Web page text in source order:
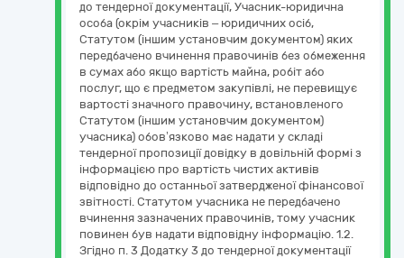
до тендерної документації, Учасник-юридична
особа (окрім учасників – юридичних осіб,
Статутом (іншим установчим документом) яких
передбачено вчинення правочинів без обмеження
в сумах або якщо вартість майна, робіт або
послуг, що є предметом закупівлі, не перевищує
вартості значного правочину, встановленого
Статутом (іншим установчим документом)
учасника) обов’язково має надати у складі
тендерної пропозиції довідку в довільній формі з
інформацією про вартість чистих активів
відповідно до останньої затвердженої фінансової
звітності. Статутом учасника не передбачено
вчинення зазначених правочинів, тому учасник
повинен був надати відповідну інформацію. 1.2.
Згідно п. 3 Додатку 3 до тендерної документації